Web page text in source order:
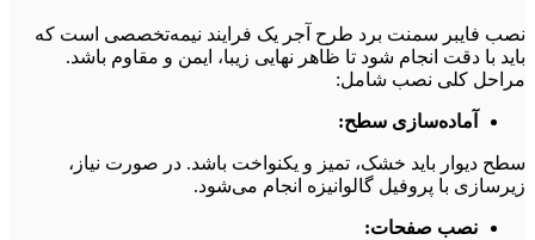
نصب فایبر سمنت برد طرح آجر یک فرایند نیمه‌تخصصی است که
باید با دقت انجام شود تا ظاهر نهایی زیبا، ایمن و مقاوم باشد.
مراحل کلی نصب شامل:
آماده‌سازی سطح:
سطح دیوار باید خشک، تمیز و یکنواخت باشد. در صورت نیاز،
زیرسازی با پروفیل گالوانیزه انجام می‌شود.
نصب صفحات: